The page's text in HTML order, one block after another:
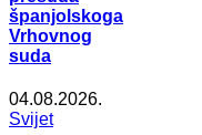
španjolskoga
Vrhovnog
suda
04.08.2026.
Svijet